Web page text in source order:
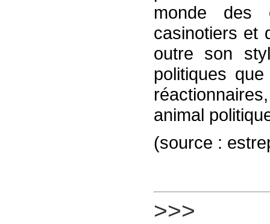
monde des
casinotiers et
outre son
politiques
animal
(source :
>>>